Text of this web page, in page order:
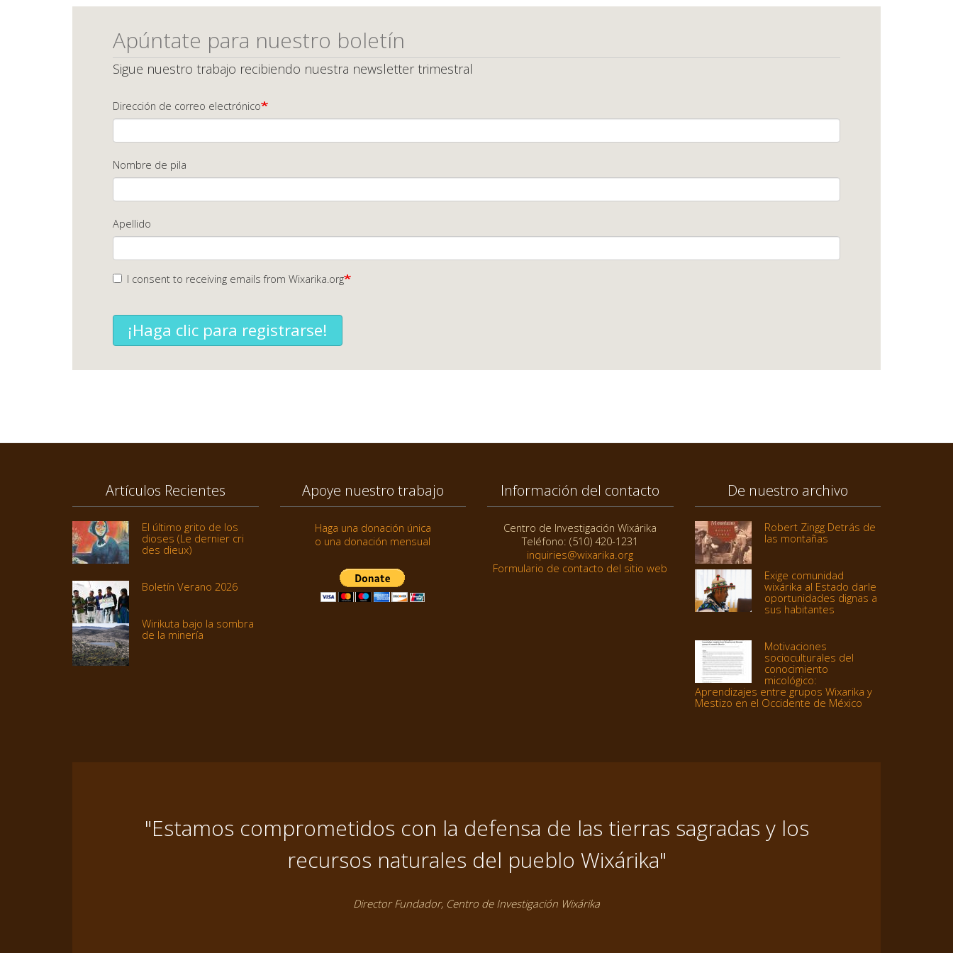
Apúntate para nuestro boletín
Sigue nuestro trabajo recibiendo nuestra newsletter trimestral
Dirección de correo electrónico
Nombre de pila
Apellido
I consent to receiving emails from Wixarika.org
¡Haga clic para registrarse!
Artículos Recientes
El último grito de los
dioses (Le dernier cri
des dieux)
Boletín Verano 2026
Wirikuta bajo la sombra
de la minería
Apoye nuestro trabajo
Haga una donación única
o una donación mensual
Información del contacto
Centro de Investigación Wixárika
Teléfono: (510) 420-1231
inquiries@wixarika.org
Formulario de contacto del sitio web
De nuestro archivo
Robert Zingg Detrás de
las montañas
Exige comunidad
wixárika al Estado darle
oportunidades dignas a
sus habitantes
Motivaciones
socioculturales del
conocimiento
micológico:
Aprendizajes entre grupos Wixarika y
Mestizo en el Occidente de México
"Estamos comprometidos con la defensa de las tierras sagradas y los
recursos naturales del pueblo Wixárika"
Director Fundador, Centro de Investigación Wixárika